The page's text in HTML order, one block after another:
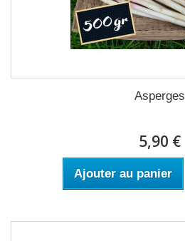
Asperges
5,90 €
Ajouter au panier